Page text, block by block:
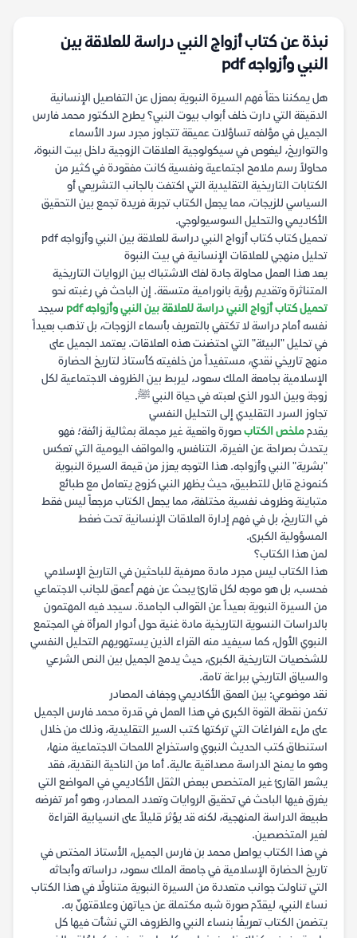
نبذة عن كتاب أزواج النبي دراسة للعلاقة بين
النبي وأزواجه pdf
هل يمكننا حقاً فهم السيرة النبوية بمعزل عن التفاصيل الإنسانية
الدقيقة التي دارت خلف أبواب بيوت النبي؟ يطرح الدكتور محمد فارس
الجميل في مؤلفه تساؤلات عميقة تتجاوز مجرد سرد الأسماء
والتواريخ، ليغوص في سيكولوجية العلاقات الزوجية داخل بيت النبوة،
محاولاً رسم ملامح اجتماعية ونفسية كانت مفقودة في كثير من
الكتابات التاريخية التقليدية التي اكتفت بالجانب التشريعي أو
السياسي للزيجات، مما يجعل الكتاب تجربة فريدة تجمع بين التحقيق
الأكاديمي والتحليل السوسيولوجي.
تحميل كتاب كتاب أزواج النبي دراسة للعلاقة بين النبي وأزواجه pdf
تحليل منهجي للعلاقات الإنسانية في بيت النبوة
يعد هذا العمل محاولة جادة لفك الاشتباك بين الروايات التاريخية
المتناثرة وتقديم رؤية بانورامية متسقة. إن الباحث في رغبته نحو
تحميل كتاب أزواج النبي دراسة للعلاقة بين النبي وأزواجه pdf
سيجد
نفسه أمام دراسة لا تكتفي بالتعريف بأسماء الزوجات، بل تذهب بعيداً
في تحليل "البيئة" التي احتضنت هذه العلاقات. يعتمد الجميل على
منهج تاريخي نقدي، مستفيداً من خلفيته كأستاذ لتاريخ الحضارة
الإسلامية بجامعة الملك سعود، ليربط بين الظروف الاجتماعية لكل
زوجة وبين الدور الذي لعبته في حياة النبي ﷺ.
تجاوز السرد التقليدي إلى التحليل النفسي
يقدمملخص الكتابصورة واقعية غير مجملة بمثالية زائفة؛ فهو
يتحدث بصراحة عن الغيرة، التنافس، والمواقف اليومية التي تعكس
"بشرية" النبي وأزواجه. هذا التوجه يعزز من قيمة السيرة النبوية
كنموذج قابل للتطبيق، حيث يظهر النبي كزوج يتعامل مع طبائع
متباينة وظروف نفسية مختلفة، مما يجعل الكتاب مرجعاً ليس فقط
في التاريخ، بل في فهم إدارة العلاقات الإنسانية تحت ضغط
المسؤولية الكبرى.
لمن هذا الكتاب؟
هذا الكتاب ليس مجرد مادة معرفية للباحثين في التاريخ الإسلامي
فحسب، بل هو موجه لكل قارئ يبحث عن فهم أعمق للجانب الاجتماعي
من السيرة النبوية بعيداً عن القوالب الجامدة. سيجد فيه المهتمون
بالدراسات النسوية التاريخية مادة غنية حول أدوار المرأة في المجتمع
النبوي الأول، كما سيفيد منه القراء الذين يستهويهم التحليل النفسي
للشخصيات التاريخية الكبرى، حيث يدمج الجميل بين النص الشرعي
والسياق التاريخي ببراعة تامة.
نقد موضوعي: بين العمق الأكاديمي وجفاف المصادر
تكمن نقطة القوة الكبرى في هذا العمل في قدرة محمد فارس الجميل
على ملء الفراغات التي تركتها كتب السير التقليدية، وذلك من خلال
استنطاق كتب الحديث النبوي واستخراج اللمحات الاجتماعية منها،
وهو ما يمنح الدراسة مصداقية عالية. أما من الناحية النقدية، فقد
يشعر القارئ غير المتخصص ببعض الثقل الأكاديمي في المواضع التي
يغرق فيها الباحث في تحقيق الروايات وتعدد المصادر، وهو أمر تفرضه
طبيعة الدراسة المنهجية، لكنه قد يؤثر قليلاً على انسيابية القراءة
لغير المتخصصين.
في هذا الكتاب يواصل محمد بن فارس الجميل، الأستاذ المختص في
تاريخ الحضارة الإسلامية في جامعة الملك سعود، دراساته وأبحاثه
التي تناولت جوانب متعددة من السيرة النبوية متناولًا في هذا الكتاب
نساءَ النبي، ليقدّم صورة شبه مكتملة عن حياتهن وعلاقتهنّ به.
يتضمن الكتاب تعريفًا بنساء النبي والظروف التي نشأت فيها كل